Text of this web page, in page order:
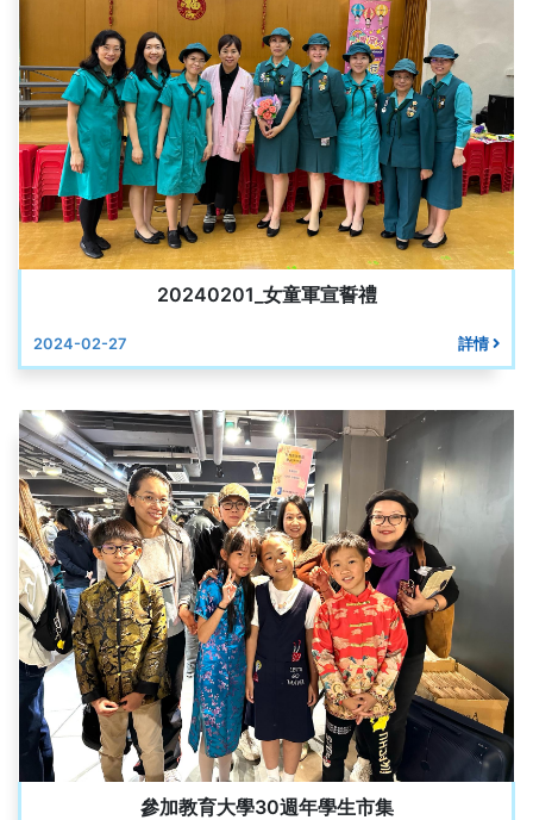
20240201_女童軍宣誓禮
2024-02-27 詳情
參加教育大學30週年學生市集